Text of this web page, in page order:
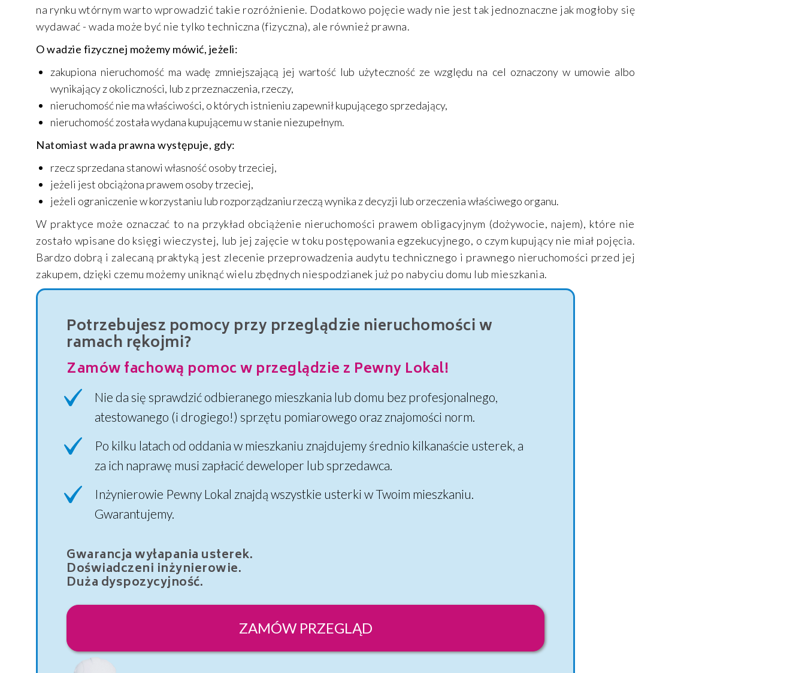
na rynku wtórnym warto wprowadzić takie rozróżnienie. Dodatkowo pojęcie wady nie jest tak jednoznaczne jak mogłoby się
wydawać - wada może być nie tylko techniczna (fizyczna), ale również prawna.
O wadzie fizycznej możemy mówić, jeżeli:
zakupiona nieruchomość ma wadę zmniejszającą jej wartość lub użyteczność ze względu na cel oznaczony w umowie albo
wynikający z okoliczności, lub z przeznaczenia, rzeczy,
nieruchomość nie ma właściwości, o których istnieniu zapewnił kupującego sprzedający,
nieruchomość została wydana kupującemu w stanie niezupełnym.
Natomiast wada prawna występuje, gdy:
rzecz sprzedana stanowi własność osoby trzeciej,
jeżeli jest obciążona prawem osoby trzeciej,
jeżeli ograniczenie w korzystaniu lub rozporządzaniu rzeczą wynika z decyzji lub orzeczenia właściwego organu.
W praktyce może oznaczać to na przykład obciążenie nieruchomości prawem obligacyjnym (dożywocie, najem), które nie
zostało wpisane do księgi wieczystej, lub jej zajęcie w toku postępowania egzekucyjnego, o czym kupujący nie miał pojęcia.
Bardzo dobrą i zalecaną praktyką jest zlecenie przeprowadzenia audytu technicznego i prawnego nieruchomości przed jej
zakupem, dzięki czemu możemy uniknąć wielu zbędnych niespodzianek już po nabyciu domu lub mieszkania.
Potrzebujesz pomocy przy przeglądzie nieruchomości w
ramach rękojmi?
Zamów fachową pomoc w przeglądzie z Pewny Lokal!
Nie da się sprawdzić odbieranego mieszkania lub domu bez profesjonalnego,
atestowanego (i drogiego!) sprzętu pomiarowego oraz znajomości norm.
Po kilku latach od oddania w mieszkaniu znajdujemy średnio kilkanaście usterek, a
za ich naprawę musi zapłacić deweloper lub sprzedawca.
Inżynierowie Pewny Lokal znajdą wszystkie usterki w Twoim mieszkaniu.
Gwarantujemy.
Gwarancja wyłapania usterek.
Doświadczeni inżynierowie.
Duża dyspozycyjność.
ZAMÓW PRZEGLĄD